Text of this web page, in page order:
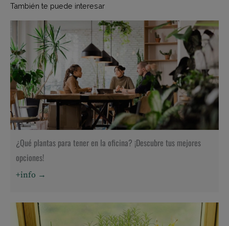
También te puede interesar
¿Qué plantas para tener en la oficina? ¡Descubre tus mejores
opciones!
+info →